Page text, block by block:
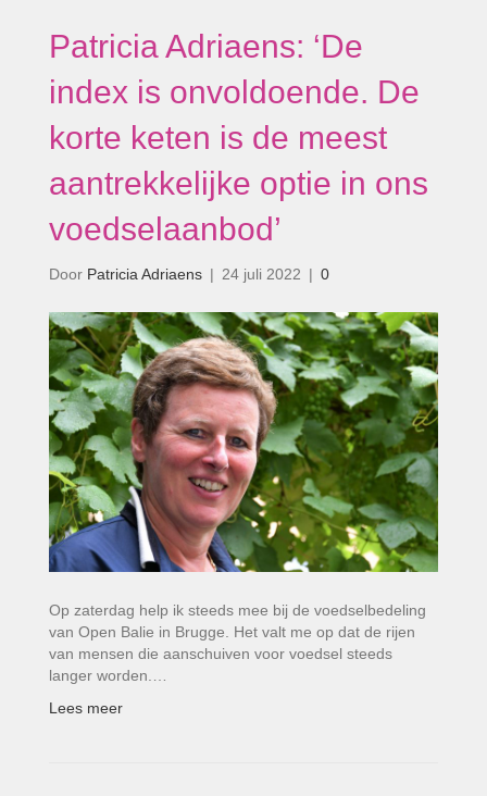
Patricia Adriaens: ‘De
index is onvoldoende. De
korte keten is de meest
aantrekkelijke optie in ons
voedselaanbod’
Door Patricia Adriaens | 24 juli 2022 | 0
Op zaterdag help ik steeds mee bij de voedselbedeling
van Open Balie in Brugge. Het valt me op dat de rijen
van mensen die aanschuiven voor voedsel steeds
langer worden.…
Lees meer